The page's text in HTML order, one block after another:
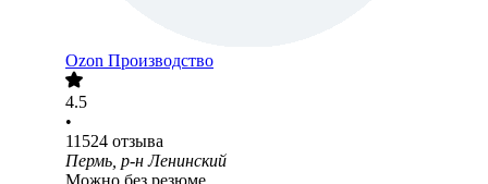
Ozon Производство
4.5
•
11524 отзыва
Пермь, р-н Ленинский